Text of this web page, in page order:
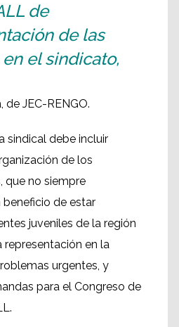
de
de las
el sindicato,
de JEC-RENGO.
sindical debe incluir
de los
que no siempre
de estar
juveniles de la región
representación en la
urgentes, y
para el Congreso de